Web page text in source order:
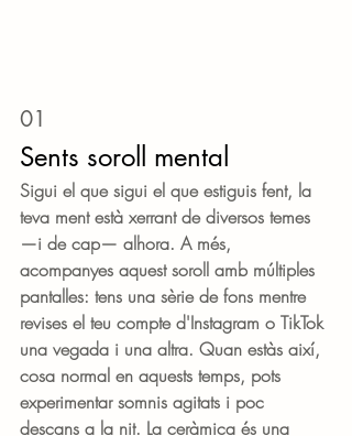
01
Sents soroll mental
Sigui el que sigui el que estiguis fent, la
teva ment està xerrant de diversos temes
—i de cap— alhora. A més,
acompanyes aquest soroll amb múltiples
pantalles: tens una sèrie de fons mentre
revises el teu compte d'Instagram o TikTok
una vegada i una altra. Quan estàs així,
cosa normal en aquests temps, pots
experimentar somnis agitats i poc
descans a la nit. La ceràmica és una